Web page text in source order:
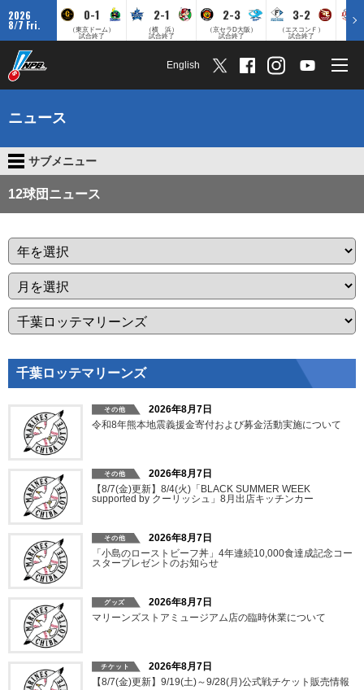
2026
8/7 Fri.
0-1
（東京ドーム）
試合終了
2-1
（横 浜）
試合終了
2-3
（京セラD大阪）
試合終了
3-2
（エスコンＦ）
試合終了
English
ニュース
サブメニュー
12球団ニュース
千葉ロッテマリーンズ
2026年8月7日
令和8年熊本地震義援金寄付および募金活動実施について
2026年8月7日
【8/7(金)更新】8/4(火)「BLACK SUMMER WEEK
supported by クーリッシュ」8月出店キッチンカー
2026年8月7日
「小島のローストビーフ丼」4年連続10,000食達成記念コー
スタープレゼントのお知らせ
2026年8月7日
マリーンズストアミュージアム店の臨時休業について
2026年8月7日
【8/7(金)更新】9/19(土)～9/28(月)公式戦チケット販売情報